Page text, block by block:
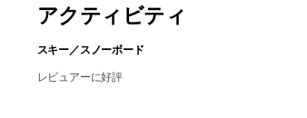
アクティビティ
スキー／スノーボード
レビュアーに好評